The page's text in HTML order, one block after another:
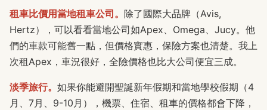
租車比價用當地租車公司。 除了國際大品牌（Avis,
Hertz），可以看看當地公司如Apex、Omega、Jucy。他
們的車款可能舊一點，但價格實惠，保險方案也清楚。我上
次租Apex，車況很好，全險價格也比大公司便宜三成。
淡季旅行。 如果你能避開聖誕新年假期和當地學校假期（4
月、7月、9-10月），機票、住宿、租車的價格都會下降，